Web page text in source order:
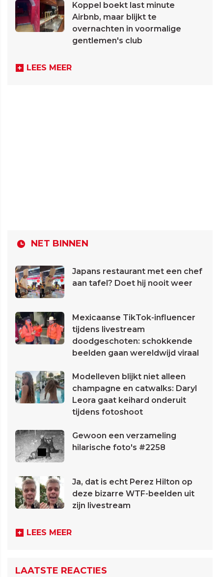
Koppel boekt last minute
Airbnb, maar blijkt te
overnachten in voormalige
gentlemen's club
LEES MEER
NET BINNEN
Japans restaurant met een chef
aan tafel? Doet hij nooit weer
Mexicaanse TikTok-influencer
tijdens livestream
doodgeschoten: schokkende
beelden gaan wereldwijd viraal
Modelleven blijkt niet alleen
champagne en catwalks: Daryl
Leora gaat keihard onderuit
tijdens fotoshoot
Gewoon een verzameling
hilarische foto's #2258
Ja, dat is echt Perez Hilton op
deze bizarre WTF-beelden uit
zijn livestream
LEES MEER
LAATSTE REACTIES